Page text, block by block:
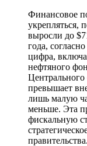
Финансовое
укрепляться,
выросли до
года,
цифра,
нефтяного
превышает
лишь малую
меньше. Эта
фискальную
правительства.